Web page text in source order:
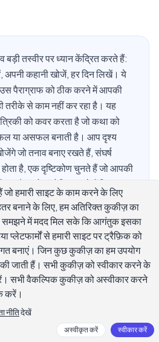
तस्वीर पर ध्यान केंद्रित करते हैं:
कहानी खोजें, हर दिन लिखें। ये
पैराग्राफ को ठीक करने में आपकी
तरीके से काम नहीं कर रहा है। यह
को कवर करता है जो कथा को
या असफल बनाती है। आप दृश्य
जो तनाव बनाए रखते हैं, संघर्ष
है, एक दृष्टिकोण चुनते हैं जो आपकी
मसौदा को संशोधित करते हैं बिना यह
बनाया गया था।
हैं जो पाठकों को संलग्न
कहानी में जो कुछ भी होता है वह दृश्य के
सीखना जो काम करते हैं, सबसे
है जिसे आप विकसित कर सकते हैं।
हमारी साइट के काम करने के लिए
बनाने के लिए, हम अतिरिक्त कुकीज़ का
समझने में मदद मिल सके कि आगंतुक इसका
प्लेटफार्मों से हमारी साइट पर ट्रैफ़िक को
बनाएं। जिन कुछ कुकीज़ का हम उपयोग
की जाती हैं। सभी कुकीज़ को स्वीकार करने के
सभी वैकल्पिक कुकीज़ को अस्वीकार करने
करें।
नीतिदेखें
अस्वीकृत करें स्वीकार करें